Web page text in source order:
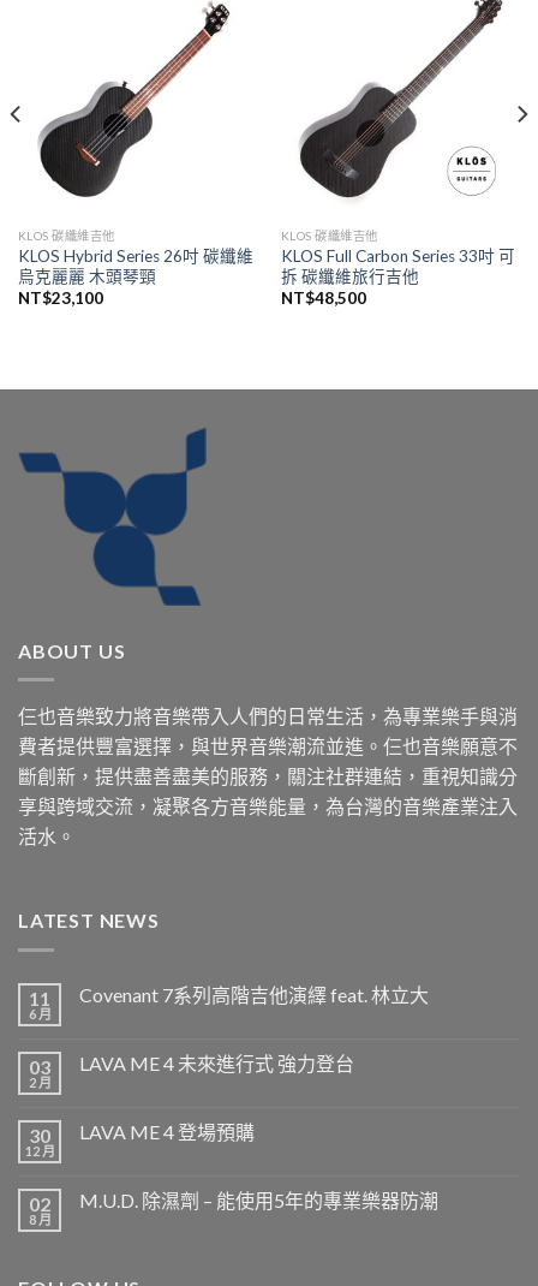
KLOS 碳纖維吉他
KLOS Hybrid Series 26吋 碳纖維
烏克麗麗 木頭琴頸
NT$23,100
KLOS 碳纖維吉他
KLOS Full Carbon Series 33吋 可
拆 碳纖維旅行吉他
NT$48,500
ABOUT US
仨也音樂致力將音樂帶入人們的日常生活，為專業樂手與消
費者提供豐富選擇，與世界音樂潮流並進。仨也音樂願意不
斷創新，提供盡善盡美的服務，關注社群連結，重視知識分
享與跨域交流，凝聚各方音樂能量，為台灣的音樂產業注入
活水。
LATEST NEWS
11
6 月
Covenant 7系列高階吉他演繹 feat. 林立大
03
2 月
LAVA ME 4 未來進行式 強力登台
30
12 月
LAVA ME 4 登場預購
02
8 月
M.U.D. 除濕劑 – 能使用5年的專業樂器防潮